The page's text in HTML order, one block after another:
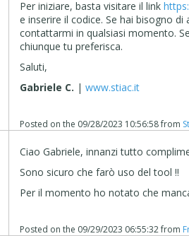
Per iniziare, basta visitare il link
e inserire il codice. Se hai bisogno
contattarmi in qualsiasi momento.
chiunque tu preferisca.
Saluti,
Gabriele C. |www.stiac.it
Posted on the 09/28/2023 10:56:58from
Ciao Gabriele, innanzi tutto
Sono sicuro che farò uso del tool !!
Per il momento ho notato che
Posted on the 09/29/2023 06:55:32from